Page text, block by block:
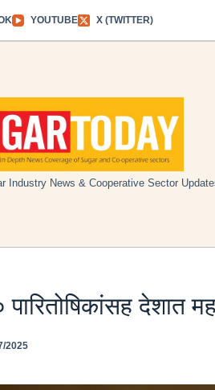
YOUTUBE X (TWITTER)
Industry News & Cooperative Sector
पारितोषिकांसह देशात
2025